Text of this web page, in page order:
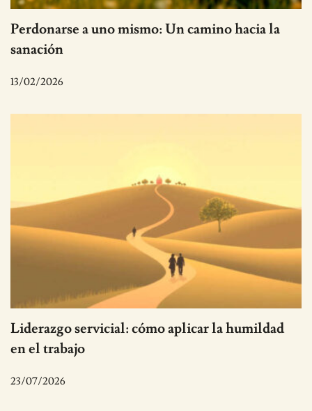
Perdonarse a uno mismo: Un camino hacia la
sanación
13/02/2026
Liderazgo servicial: cómo aplicar la humildad
en el trabajo
23/07/2026